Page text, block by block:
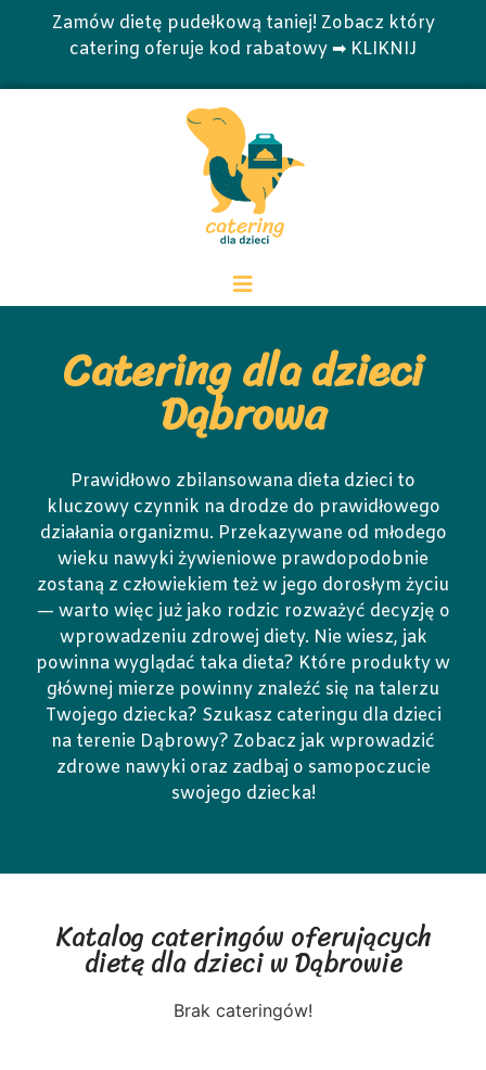
Zamów dietę pudełkową taniej! Zobacz który
catering oferuje kod rabatowy ➡ KLIKNIJ
Catering dla dzieci
Dąbrowa
Prawidłowo zbilansowana dieta dzieci to
kluczowy czynnik na drodze do prawidłowego
działania organizmu. Przekazywane od młodego
wieku nawyki żywieniowe prawdopodobnie
zostaną z człowiekiem też w jego dorosłym życiu
— warto więc już jako rodzic rozważyć decyzję o
wprowadzeniu zdrowej diety. Nie wiesz, jak
powinna wyglądać taka dieta? Które produkty w
głównej mierze powinny znaleźć się na talerzu
Twojego dziecka? Szukasz cateringu dla dzieci
na terenie Dąbrowy? Zobacz jak wprowadzić
zdrowe nawyki oraz zadbaj o samopoczucie
swojego dziecka!
Katalog cateringów oferujących
dietę dla dzieci w Dąbrowie
Brak cateringów!